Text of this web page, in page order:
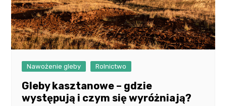
Nawożenie gleby Rolnictwo
Gleby kasztanowe – gdzie
występują i czym się wyróżniają?